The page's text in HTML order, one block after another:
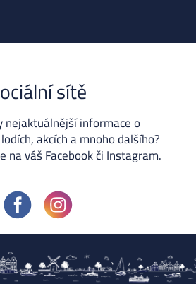
sítě
nejaktuálnější informace o
akcích a mnoho dalšího?
na váš Facebook či Instagram.